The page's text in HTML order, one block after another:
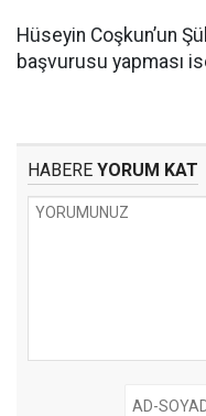
Hüseyin Coşkun’un
başvurusu yapması
HABERE YORUM KAT